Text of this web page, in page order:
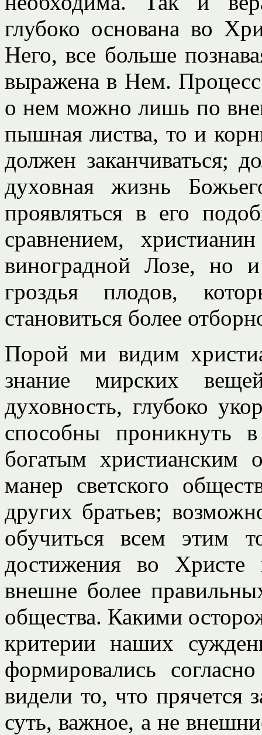
глубоко основана во
Него, все больше
выражена в Нем.
о нем можно лишь по
пышная листва, то и
должен заканчиваться;
духовная жизнь
проявляться в его
сравнением,
виноградной Лозе, но
гроздья плодов,
становиться более
Порой ми видим
знание мирских
духовность, глубоко
способны проникнуть
богатым
манер светского
других братьев;
обучиться всем этим
достижения во Христе
внешне более
общества. Какими
критерии наших
формировались
видели то, что прячется
суть, важное, а не